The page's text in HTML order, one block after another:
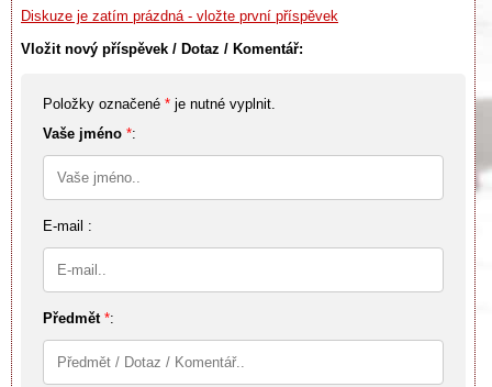
Diskuze je zatím prázdná - vložte první příspěvek
Vložit nový příspěvek / Dotaz / Komentář:
Položky označené * je nutné vyplnit.
Vaše jméno *:
E-mail :
Předmět *: